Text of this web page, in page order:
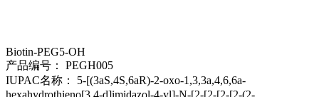
Biotin-PEG5-OH
产品编号：
PEGH005
IUPAC名称： 5-[(3aS,4S,6aR)-2-oxo-1,3,3a,4,6,6a-